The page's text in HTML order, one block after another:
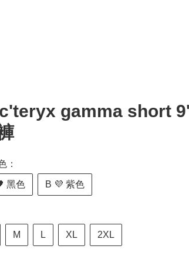
gamma short
：
黑色 B 💜 紫色
M L XL 2XL